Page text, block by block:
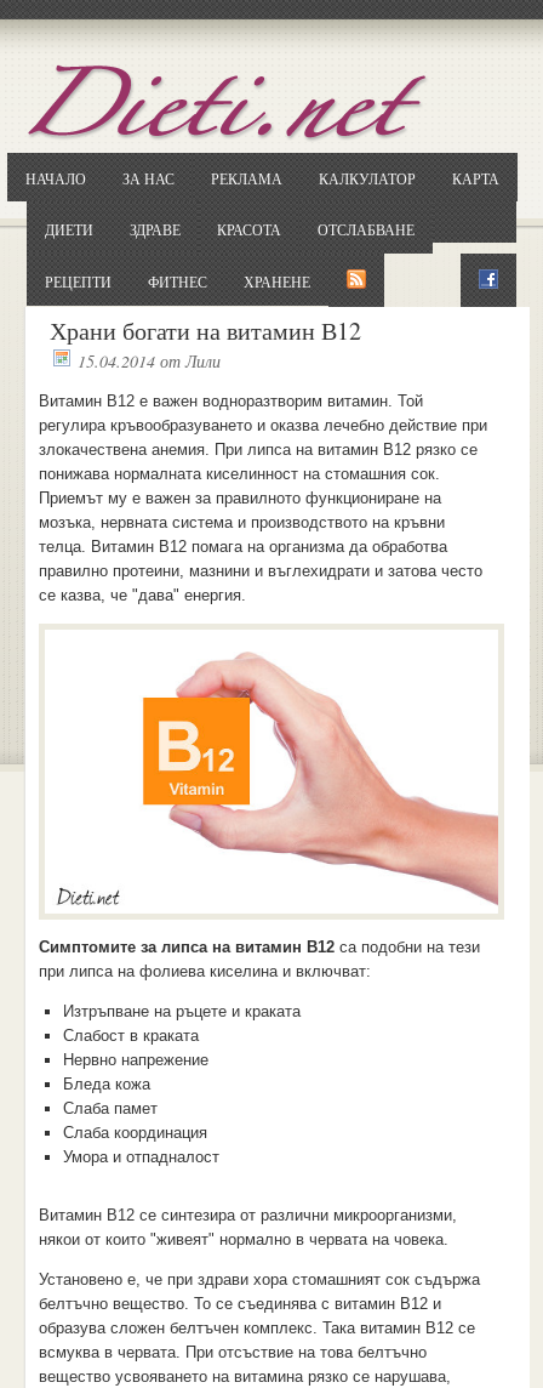
НАЧАЛО ЗА НАС РЕКЛАМА КАЛКУЛАТОР КАРТА
ДИЕТИ ЗДРАВЕ КРАСОТА ОТСЛАБВАНЕ
РЕЦЕПТИ ФИТНЕС ХРАНЕНЕ
Храни богати на витамин В12
15.04.2014 отЛили
Витамин В12 е важен водноразтворим витамин. Той
регулира кръвообразуването и оказва лечебно действие при
злокачествена анемия. При липса на витамин В12 рязко се
понижава нормалната киселинност на стомашния сок.
Приемът му е важен за правилното функциониране на
мозъка, нервната система и производството на кръвни
телца. Витамин В12 помага на организма да обработва
правилно протеини, мазнини и въглехидрати и затова често
се казва, че "дава" енергия.
Симптомите за липса на витамин В12са подобни на тези
при липса на фолиева киселина и включват:
Изтръпване на ръцете и краката
Слабост в краката
Нервно напрежение
Бледа кожа
Слаба памет
Слаба координация
Умора и отпадналост
Витамин В12 се синтезира от различни микроорганизми,
някои от които "живеят" нормално в червата на човека.
Установено е, че при здрави хора стомашният сок съдържа
белтъчно вещество. То се съединява с витамин В12 и
образува сложен белтъчен комплекс. Така витамин В12 се
всмуква в червата. При отсъствие на това белтъчно
вещество усвояването на витамина рязко се нарушава,
ОтворетеGoogle.bg
Потърсете "Cloxy"
Кликнете на първия резултат
... и я въведете в полето: